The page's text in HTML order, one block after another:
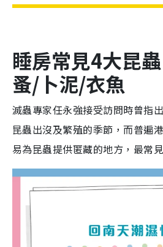
睡房常見4大昆
蚤/卜泥/衣魚
滅蟲專家任永強接受訪問時曾指
昆蟲出沒及繁殖的季節，而普遍
易為昆蟲提供匿藏的地方，最常